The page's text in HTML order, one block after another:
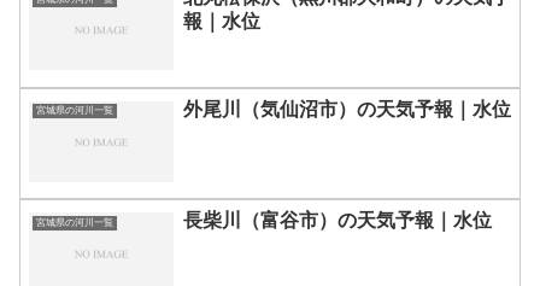
報｜水位
宮城県の河川一覧 外尾川（気仙沼市）の天気予報｜水位
宮城県の河川一覧 長柴川（富谷市）の天気予報｜水位